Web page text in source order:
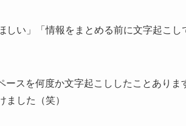
しい」「情報をまとめる前に文字起こ
ースを何度か文字起こししたことあり
ました（笑）